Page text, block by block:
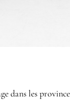
dans les